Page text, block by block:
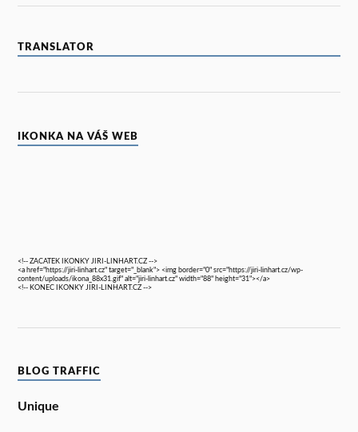
TRANSLATOR
IKONKA NA VÁŠ WEB
<!-- ZACATEK IKONKY JIRI-LINHART.CZ -->
<a href="https://jiri-linhart.cz" target="_blank"> <img border="0" src="https://jiri-linhart.cz/wp-
content/uploads/ikona_88x31.gif" alt="jiri-linhart.cz" width="88" height="31"></a>
<!-- KONEC IKONKY JIRI-LINHART.CZ -->
BLOG TRAFFIC
Unique